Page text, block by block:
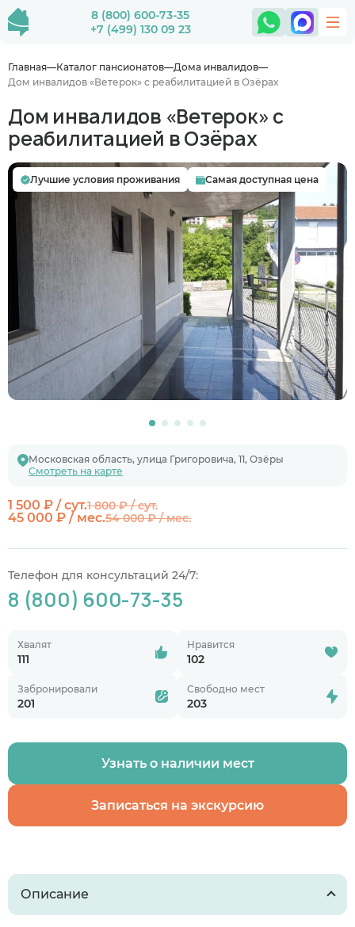
8 (800) 600-73-35
+7 (499) 130 09 23
Главная Каталог пансионатов
Дома инвалидов
Дом инвалидов «Ветерок» с реабилитацией в Озёрах
Дом инвалидов «Ветерок» с
реабилитацией в Озёрах
Московская область, улица Григоровича, 11, Озёры
Смотреть на карте
1 500 ₽ / сут.1 800 ₽ / сут.
45 000 ₽ / мес.54 000 ₽ / мес.
Телефон для консультаций 24/7:
8 (800) 600-73-35
Хвалят
111
Нравится
102
Забронировали
201
Свободно мест
203
Узнать о наличии мест
Записаться на экскурсию
Лучшие условия проживания Самая доступная цена
Описание